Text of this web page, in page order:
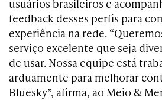
usuários brasileiros e
feedback desses perfis para
experiência na rede.
serviço excelente que seja
de usar. Nossa equipe está
arduamente para melhorar
Bluesky”, afirma, ao Meio &